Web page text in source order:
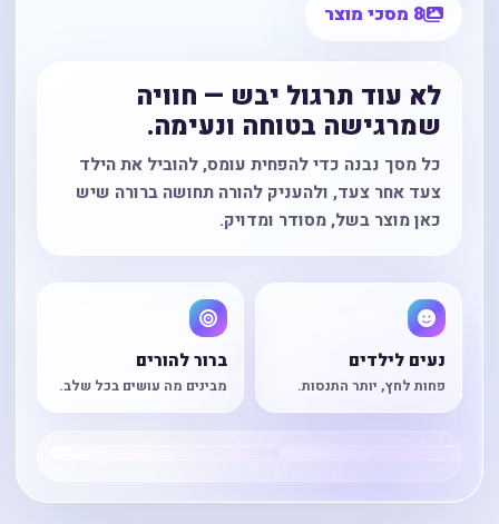
8 מסכי מוצר
לא עוד תרגול יבש — חוויה
שמרגישה בטוחה ונעימה.
כל מסך נבנה כדי להפחית עומס, להוביל את הילד
צעד אחר צעד, ולהעניק להורה תחושה ברורה שיש
כאן מוצר בשל, מסודר ומדויק.
נעים לילדים
פחות לחץ, יותר התנסות.
ברור להורים
מבינים מה עושים בכל שלב.